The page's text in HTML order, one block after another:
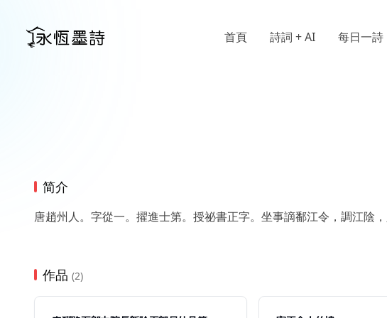
首頁 詩詞 + AI 每日一詩
简介
唐趙州人。字從一。擢進士第。授祕書正字。坐事謫鄱江令，調江陰
作品 (2)